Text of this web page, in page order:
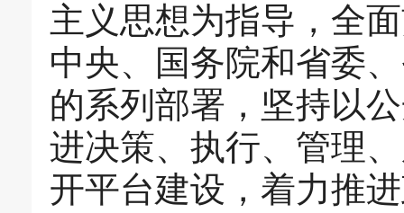
主义思想为指导，全
中央、国务院和省委
的系列部署，坚持以
进决策、执行、管理
开平台建设，着力推